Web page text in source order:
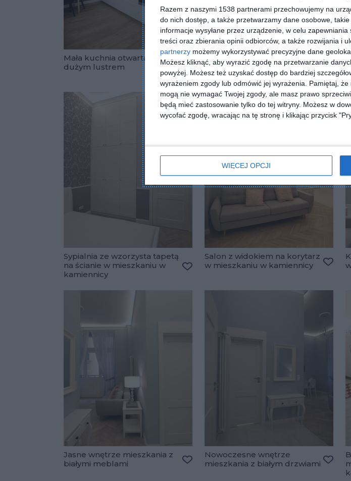
Razem z naszymi 1538 partnerami przechowujemy na
do nich dostęp, a także przetwarzamy dane osobowe,
informacje wysyłane przez urządzenie, w celu
treści oraz zbierania opinii odbiorców, a także rozwijania i
partnerzy możemy wykorzystywać precyzyjne dane
Możesz kliknąć, aby wyrazić zgodę na przetwarzanie
powyżej. Możesz też uzyskać dostęp do bardziej
wyrażeniem zgody lub odmówić jej wyrażenia.
Pamiętaj,
mogą nie wymagać Twojej zgody, ale masz prawo
będą mieć zastosowanie tylko do tej witryny. Możesz w
wycofać zgodę, wracając na tę stronę i klikając przycisk
WIĘCEJ OPCJI
Mała kuchnia otwarta z
dużym lustrem
Dodaj do ulubionych
Korytarz w stylu
skandynawskim
Dodaj
Sypialnia ze wzorzysta tapetą
na ścianie w mieszkaniu w
kamiennicy
Salon z widokiem na korytarz
w mieszkaniu w kamiennicy
Jasne wnętrze mieszkania z
białymi meblami
Nowoczesne wnętrze
mieszkania z białym drzwiami